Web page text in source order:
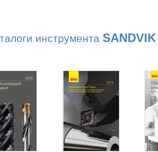
инструмента